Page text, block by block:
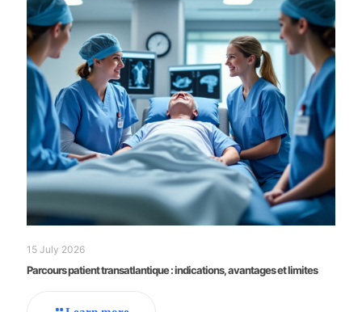
15 July 2026
Parcours patient transatlantique : indications, avantages et limites